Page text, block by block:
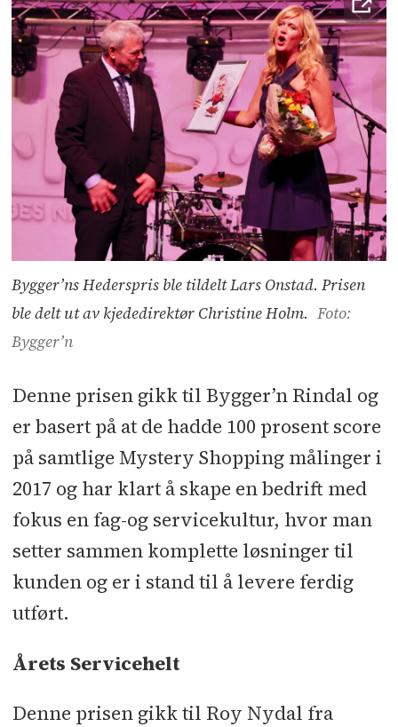
Bygger’ns Hederspris ble tildelt Lars Onstad. Prisen
ble delt ut av kjededirektør Christine Holm. Foto:
Bygger’n
Denne prisen gikk til Bygger’n Rindal og
er basert på at de hadde 100 prosent score
på samtlige Mystery Shopping målinger i
2017 og har klart å skape en bedrift med
fokus en fag-og servicekultur, hvor man
setter sammen komplette løsninger til
kunden og er i stand til å levere ferdig
utført.
Årets Servicehelt
Denne prisen gikk til Roy Nydal fra